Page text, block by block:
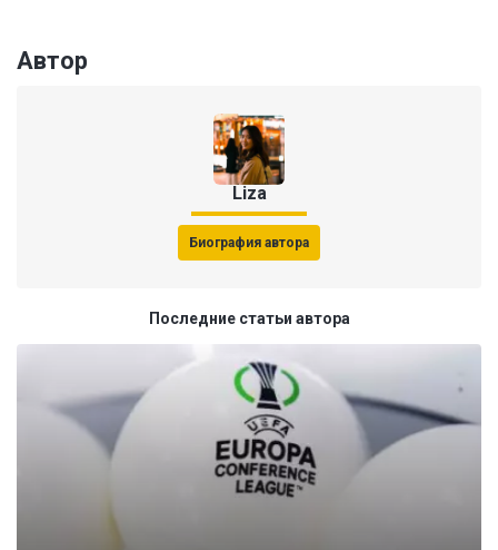
Автор
Liza
Биография автора
Последние статьи автора